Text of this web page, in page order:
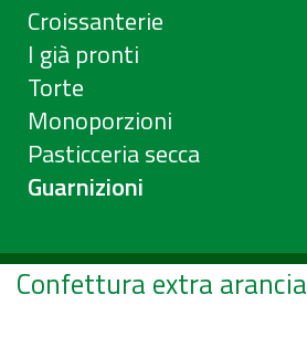
Croissanterie
I già pronti
Torte
Monoporzioni
Pasticceria secca
Guarnizioni
Confettura extra arancia